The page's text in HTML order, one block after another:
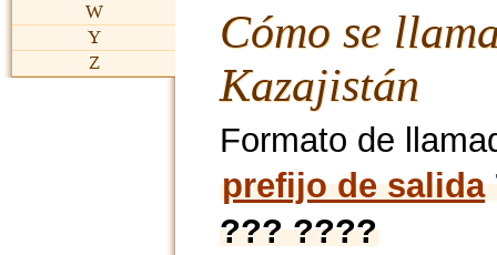
W
Y
Z
Cómo se
Kazajistán
Formato de
prefijo de salida
??? ????